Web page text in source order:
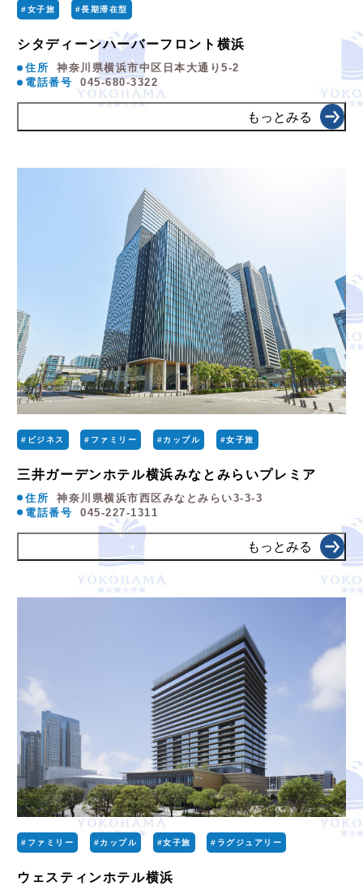
#女子旅 #長期滞在型
シタディーンハーバーフロント横浜
住所
神奈川県横浜市中区日本大通り5-2
電話番号
045-680-3322
もっとみる
#ビジネス #ファミリー #カップル #女子旅
三井ガーデンホテル横浜みなとみらいプレミア
住所
神奈川県横浜市西区みなとみらい3-3-3
電話番号
045-227-1311
もっとみる
#ファミリー #カップル #女子旅 #ラグジュアリー
ウェスティンホテル横浜